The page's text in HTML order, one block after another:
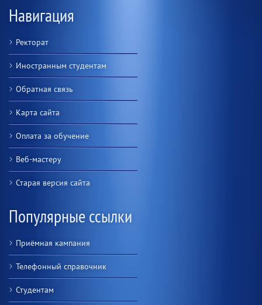
Навигация
Ректорат
Иностранным студентам
Обратная связь
Карта сайта
Оплата за обучение
Веб-мастеру
Старая версия сайта
Популярные ссылки
Приёмная кампания
Телефонный справочник
Студентам